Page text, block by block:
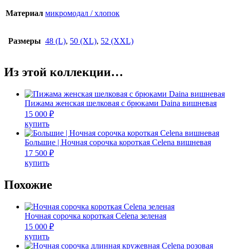
Материал микромодал / хлопок
Размеры 48 (L), 50 (XL), 52 (XXL)
Из этой коллекции…
Пижама женская шелковая с брюками Daina вишневая
15 000 ₽
купитьЭтот
товар
имеет
несколько
Опции
выбрать
странице
товара.
Большие | Ночная сорочка короткая Celena вишневая
17 500 ₽
купитьЭтот
несколько
Опции
можно
выбрать
на
странице
Похожие
Ночная сорочка короткая Celena зеленая
15 000 ₽
купитьЭтот
товар